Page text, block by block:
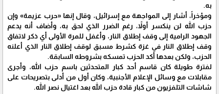
به.
ومؤخراً، أشار إلى المواجهة مع إسرائيل، وقال إنها «حرب عزيمة» وإن
حزب الله لن ينكسر أولاً، رغم الضرر الذي لحق به، وأضاف أنه يدعم
الجهود الرامية إلى وقف إطلاق النار، وأغفل للمرة الأولى أي ذكر لاتفاق
وقف إطلاق النار في غزة كشرط مسبق لوقف إطلاق النار الذي أعلنه
الحزب، ولكن بعدها أكد الحزب تمسكه بشروطه السابقة.
لفترة طويلة كان قاسم أحد كبار المتحدثين باسم حزب الله، وأجرى
مقابلات مع وسائل الإعلام الأجنبية، وكان أول من أدلى بتصريحات على
شاشات التلفزيون من كبار قادة حزب الله بعد اغتيال نصر الله.